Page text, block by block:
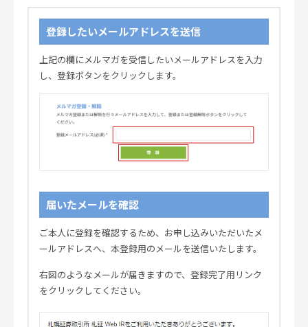
登録したいメールアドレスを送信
上記の欄にメルマガを受信したいメールアドレスを入力
し、登録ボタンをクリックします。
届いたメールを確認
ご本人に登録を確認するため、お申し込みいただいたメ
ールアドレスへ、本登録用のメールを送信いたします。
右図のようなメールが届きますので、登録完了用リンク
をクリックしてください。